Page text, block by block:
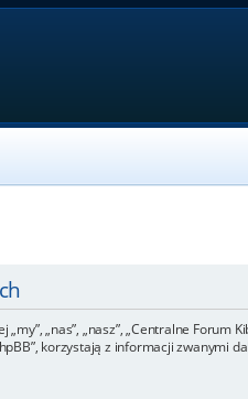
„nas”, „nasz”, „Centralne Forum
korzystają z informacji zwanymi